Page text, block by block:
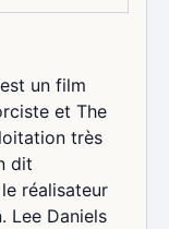
un film
et The
très
dit
réalisateur
Lee Daniels